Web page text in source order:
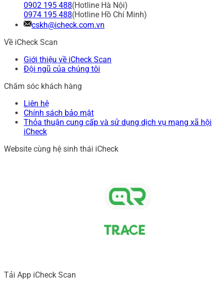
0902 195 488(Hotline Hà Nội)
0974 195 488(Hotline Hồ Chí Minh)
cskh@icheck.com.vn
Về iCheck Scan
Giới thiệu về iCheck Scan
Đội ngũ của chúng tôi
Chăm sóc khách hàng
Liên hệ
Chính sách bảo mật
Thỏa thuận cung cấp và sử dụng dịch vụ mạng xã hội
iCheck
Website cùng hệ sinh thái iCheck
Tải App iCheck Scan